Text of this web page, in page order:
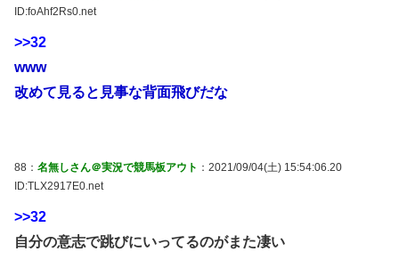
ID:foAhf2Rs0.net
>>32
www
改めて見ると見事な背面飛びだな
88： 名無しさん＠実況で競馬板アウト ：2021/09/04(土) 15:54:06.20
ID:TLX2917E0.net
>>32
自分の意志で跳びにいってるのがまた凄い